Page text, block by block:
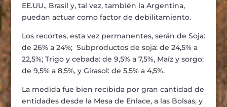
EE.UU., Brasil y, tal vez, también la Argentina,
puedan actuar como factor de debilitamiento.
Los recortes, esta vez permanentes, serán de Soja:
de 26% a 24%; Subproductos de soja: de 24,5% a
22,5%; Trigo y cebada: de 9,5% a 7,5%, Maíz y sorgo:
de 9,5% a 8,5%, y Girasol: de 5,5% a 4,5%.
La medida fue bien recibida por gran cantidad de
entidades desde la Mesa de Enlace, a las Bolsas, y